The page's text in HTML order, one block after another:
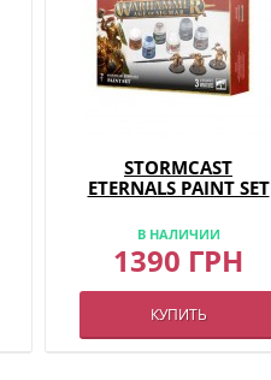
STORMCAST
ETERNALS PAINT SET
В НАЛИЧИИ
1390 ГРН
КУПИТЬ